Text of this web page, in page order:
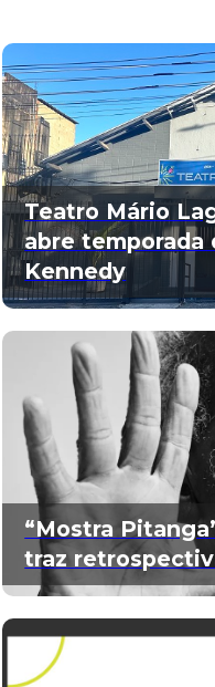
Teatro Mário
abre temporada
Kennedy
“Mostra
traz